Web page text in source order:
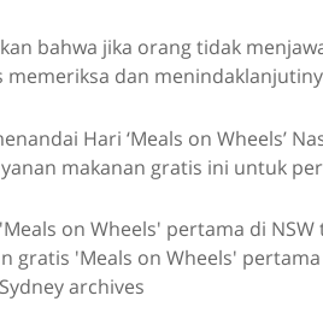
bahwa jika orang tidak
memeriksa dan
Hari ‘Meals on Wheels’
makanan gratis ini untuk
gratis 'Meals on Wheels'
archives